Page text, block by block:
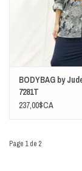
BODYBAG by
7281T
237,00$CA
Page 1 de 2